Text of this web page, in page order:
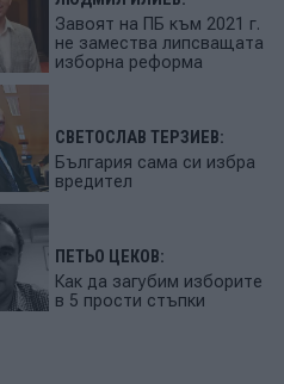
Завоят на ПБ към 2021 г.
не замества липсващата
изборна реформа
СВЕТОСЛАВ ТЕРЗИЕВ:
България сама си избра
вредител
ПЕТЬО ЦЕКОВ:
Как да загубим изборите
в 5 прости стъпки